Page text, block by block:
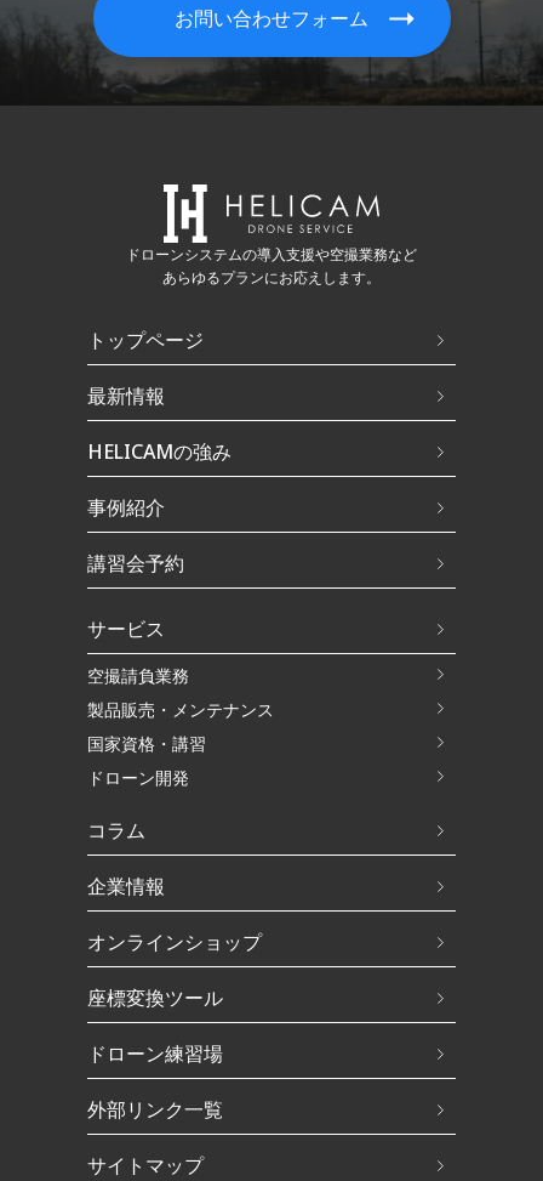
お問い合わせフォーム
ドローンシステムの導入支援や空撮業務など
あらゆるプランにお応えします。
トップページ
最新情報
HELICAMの強み
事例紹介
講習会予約
サービス
空撮請負業務
製品販売・メンテナンス
国家資格・講習
ドローン開発
コラム
企業情報
オンラインショップ
座標変換ツール
ドローン練習場
外部リンク一覧
サイトマップ